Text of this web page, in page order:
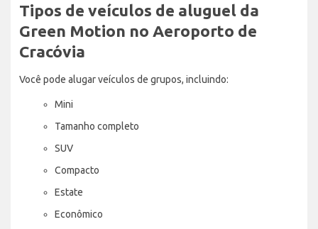
Tipos de veículos de aluguel da
Green Motion no Aeroporto de
Cracóvia
Você pode alugar veículos de grupos, incluindo:
Mini
Tamanho completo
SUV
Compacto
Estate
Econômico